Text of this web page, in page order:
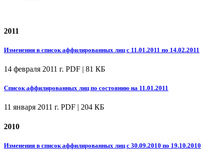
2011
Изменения в список аффилированных лиц с 11.01.2011 по 14.02.2011
14 февраля 2011 г. PDF | 81 КБ
Список аффилированных лиц по состоянию на 11.01.2011
11 января 2011 г. PDF | 204 КБ
2010
Изменения в список аффилированных лиц с 30.09.2010 по 19.10.2010